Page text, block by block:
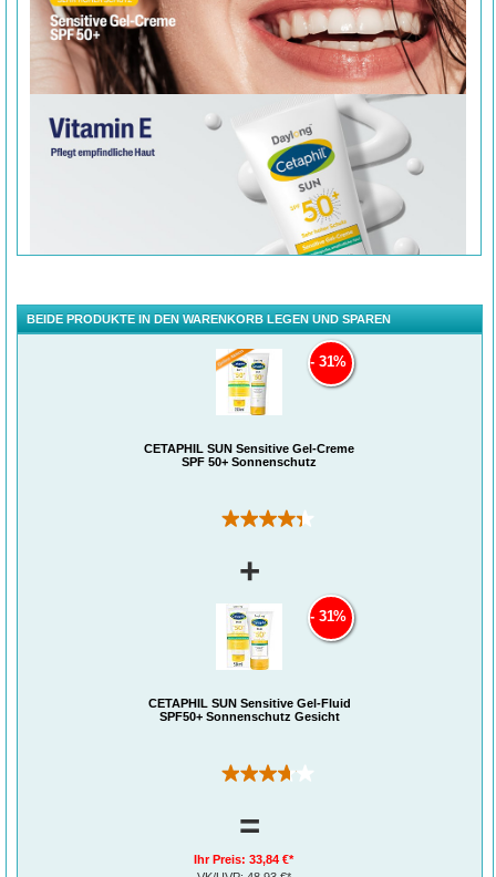
Sun Daylong™ SPF 50+ Sensitive Gel Creme:
Cetaphil Sun Daylong SPF 50+ Sensitive Gel-Creme ist ein besonders gut
verträglicher Sonnenschutz für extrem sonnenempfindliche Haut am Körper. Die
Sonnencreme auch in Situationen mit extremer UV-Exposition, wie im Gebirge
oder den Tropen. Die leichte Gel-Creme ist fett- und emulgatorfrei, zieht schnell
BEIDE PRODUKTE IN DEN WARENKORB LEGEN UND SPAREN
CETAPHIL SUN Sensitive Gel-Creme
SPF 50+ Sonnenschutz
(3)
31%
+
CETAPHIL SUN Sensitive Gel-Fluid
SPF50+ Sonnenschutz Gesicht
(3)
31%
=
Ihr Preis:33,84 €*